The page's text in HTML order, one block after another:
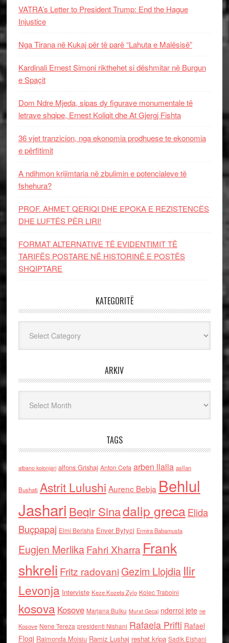
VATRA’s Letter to President Trump: End the Hague
Injustice
Nga Tirana në Kukaj për të parë “Lahuta e Malësisë”
Kardinali Ernest Simoni rikthehet si dëshmitar në Burgun
e Spaçit
Dom Ndre Mjeda, sipas dy figurave monumentale të
letrave shqipe, Ernest Koliqit dhe At Gjergj Fishta
36 vjet tranzicion, nga ekonomia prodhuese te ekonomia
e përfitimit
A ndihmon krijimtaria në zbulimin e potencialeve të
fshehura?
PROF. AHMET QERIQI DHE EPOKA E REZISTENCЁS
DHE LUFTЁS PЁR LIRI!
FORMAT ALTERNATIVE TË EVIDENTIMIT TË
TARIFËS POSTARE NË HISTORINË E POSTËS
SHQIPTARE
KATEGORITË
ARKIV
TAGS
albano kolonjari alfons Grishaj Anton Cefa arben llalla asllan
Bushati Astrit Lulushi Aurenc Bebja Behlul
Jashari Beqir Sinadalip grecaElida
Buçpapaj Elmi Berisha Enver Bytyci Ermira Babamusta
Eugjen MerlikaFahri Xharra Frank
shkreli Fritz radovaniGezim Llojdia Ilir
Levonja Interviste Keze Kozeta Zylo Kolec Traboini
kosova Kosove Marjana Bulku Murat Gecaj nderroi jete ne
Kosove Nene Tereza presidenti Nishani Rafaela Prifti Rafael
Floqi Raimonda Moisiu Ramiz Lushaj reshat kripa Sadik Elshani